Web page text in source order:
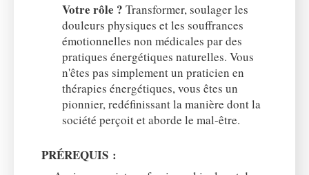
Votre rôle ? Transformer, soulager les
douleurs physiques et les souffrances
émotionnelles non médicales par des
pratiques énergétiques naturelles. Vous
n'êtes pas simplement un praticien en
thérapies énergétiques, vous êtes un
pionnier, redéfinissant la manière dont la
société perçoit et aborde le mal-être.
PRÉREQUIS :